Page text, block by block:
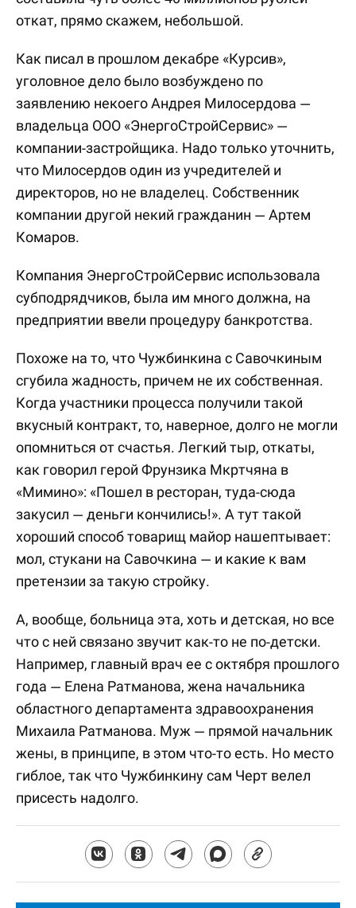
откат, прямо скажем, небольшой.
Как писал в прошлом декабре «Курсив»,
уголовное дело было возбуждено по
заявлению некоего Андрея Милосердова —
владельца ООО «ЭнергоСтройСервис» —
компании-застройщика. Надо только уточнить,
что Милосердов один из учредителей и
директоров, но не владелец. Собственник
компании другой некий гражданин — Артем
Комаров.
Компания ЭнергоСтройСервис использовала
субподрядчиков, была им много должна, на
предприятии ввели процедуру банкротства.
Похоже на то, что Чужбинкина с Савочкиным
сгубила жадность, причем не их собственная.
Когда участники процесса получили такой
вкусный контракт, то, наверное, долго не могли
опомниться от счастья. Легкий тыр, откаты,
как говорил герой Фрунзика Мкртчяна в
«Мимино»: «Пошел в ресторан, туда-сюда
закусил — деньги кончились!». А тут такой
хороший способ товарищ майор нашептывает:
мол, стукани на Савочкина — и какие к вам
претензии за такую стройку.
А, вообще, больница эта, хоть и детская, но все
что с ней связано звучит как-то не по-детски.
Например, главный врач ее с октября прошлого
года — Елена Ратманова, жена начальника
областного департамента здравоохранения
Михаила Ратманова. Муж — прямой начальник
жены, в принципе, в этом что-то есть. Но место
гиблое, так что Чужбинкину сам Черт велел
присесть надолго.